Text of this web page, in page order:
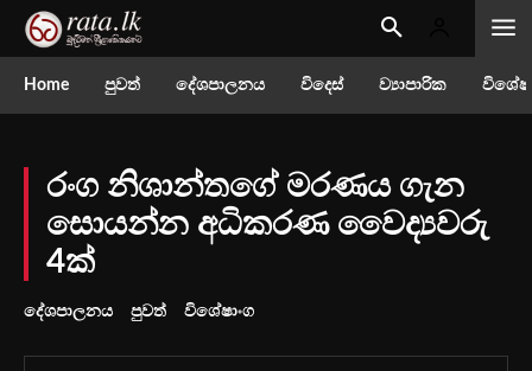
Home පුවත් දේශපාලනය විදෙස් ව්‍යාපාරික
රංග නිශාන්තගේ මරණය ගැන
සොයන්න අධිකරණ වෛද්‍යවරු
4ක්
දේශපාලනය පුවත් විශේෂාංග